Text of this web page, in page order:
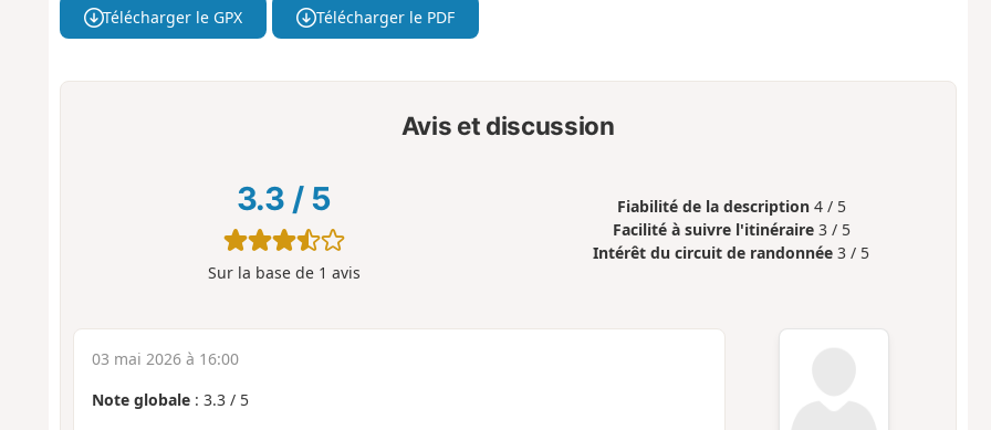
Télécharger le GPX Télécharger le PDF
Avis et discussion
3.3 / 5
Sur la base de 1 avis
Fiabilité de la description 4 / 5
Facilité à suivre l'itinéraire 3 / 5
Intérêt du circuit de randonnée 3 / 5
03 mai 2026 à 16:00
Note globale: 3.3/ 5